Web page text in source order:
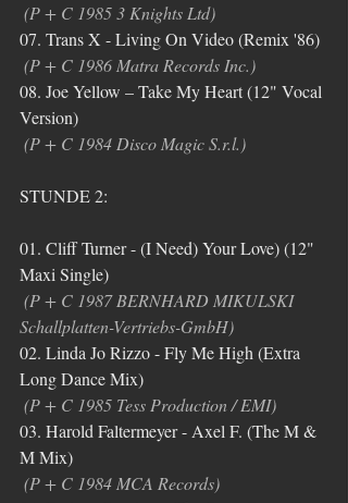
(P + C 1985 3 Knights Ltd)
07. Trans X - Living On Video (Remix '86)
(P + C 1986 Matra Records Inc.)
08. Joe Yellow ‎– Take My Heart (12" Vocal
Version)
(P + C 1984 Disco Magic S.r.l.)
STUNDE 2:
01. Cliff Turner - (I Need) Your Love) (12"
Maxi Single)
(P + C 1987 BERNHARD MIKULSKI
Schallplatten-Vertriebs-GmbH)
02. Linda Jo Rizzo - Fly Me High (Extra
Long Dance Mix)
(P + C 1985 Tess Production / EMI)
03. Harold Faltermeyer - Axel F. (The M &
M Mix)
(P + C 1984 MCA Records)